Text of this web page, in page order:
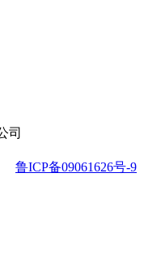
司
鲁ICP备09061626号-9